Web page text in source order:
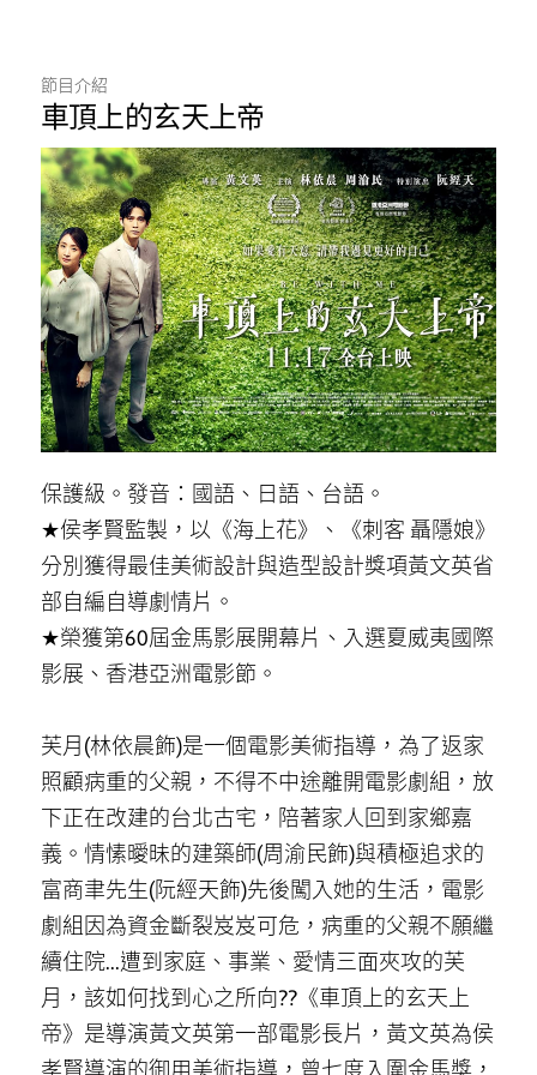
節目介紹
車頂上的玄天上帝
保護級。發音：國語、日語、台語。
★侯孝賢監製，以《海上花》、《刺客 聶隱娘》
分別獲得最佳美術設計與造型設計獎項黃文英省
部自編自導劇情片。
★榮獲第60屆金馬影展開幕片、入選夏威夷國際
影展、香港亞洲電影節。
芙月(林依晨飾)是一個電影美術指導，為了返家
照顧病重的父親，不得不中途離開電影劇組，放
下正在改建的台北古宅，陪著家人回到家鄉嘉
義。情愫曖昧的建築師(周渝民飾)與積極追求的
富商聿先生(阮經天飾)先後闖入她的生活，電影
劇組因為資金斷裂岌岌可危，病重的父親不願繼
續住院...遭到家庭、事業、愛情三面夾攻的芙
月，該如何找到心之所向??《車頂上的玄天上
帝》是導演黃文英第一部電影長片，黃文英為侯
孝賢導演的御用美術指導，曾七度入圍金馬獎，